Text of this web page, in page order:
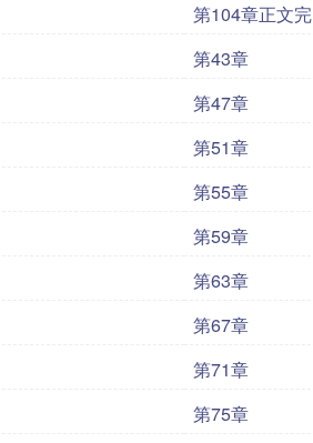
第104章正文完
第43章
第47章
第51章
第55章
第59章
第63章
第67章
第71章
第75章